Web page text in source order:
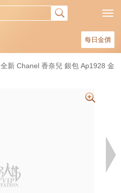
每日金價
全新 Chanel 香奈兒 銀包 Ap1928 金